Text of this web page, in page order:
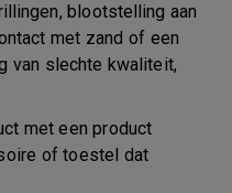
blootstelling aan
met zand of een
van slechte kwaliteit,
met een product
of toestel dat